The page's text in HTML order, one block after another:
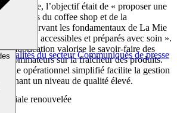
du secteur Communiqués de presse
Câline, l’objectif était de « proposer une
codes du coffee shop et de la
en conservant les fondamentaux de La Mie
accessibles et préparés avec soin ».
la fabrication valorise le savoir-faire des
sur la fraîcheur des produits.
opérationnel simplifié facilite la gestion
un niveau de qualité élevé.
renouvelée